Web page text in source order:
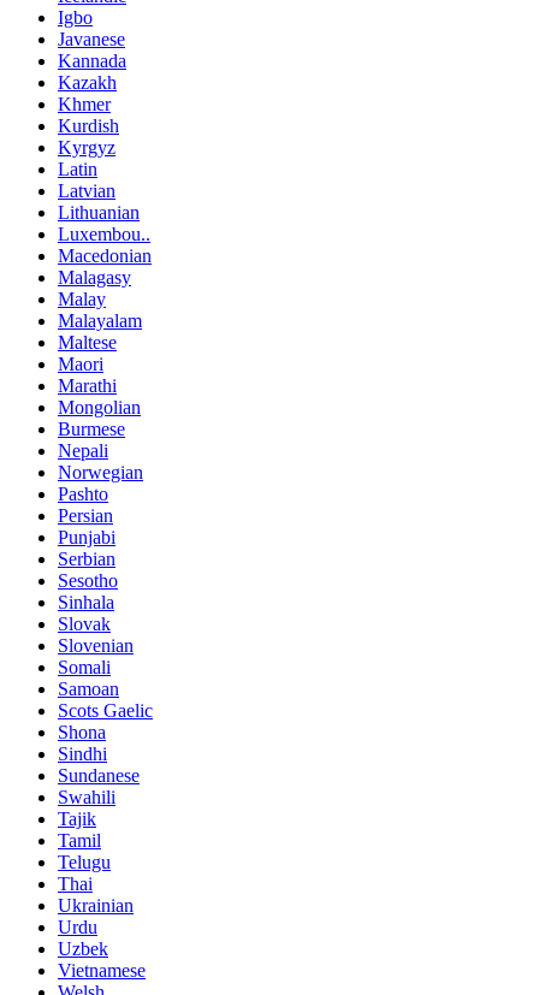
Igbo
Javanese
Kannada
Kazakh
Khmer
Kurdish
Kyrgyz
Latin
Latvian
Lithuanian
Luxembou..
Macedonian
Malagasy
Malay
Malayalam
Maltese
Maori
Marathi
Mongolian
Burmese
Nepali
Norwegian
Pashto
Persian
Punjabi
Serbian
Sesotho
Sinhala
Slovak
Slovenian
Somali
Samoan
Scots Gaelic
Shona
Sindhi
Sundanese
Swahili
Tajik
Tamil
Telugu
Thai
Ukrainian
Urdu
Uzbek
Vietnamese